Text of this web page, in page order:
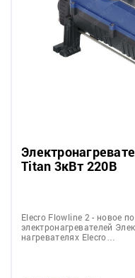
Titan 3кВт 220В
Elecro Flowline 2 - новое
электронагревателей
нагревателях Elecro…